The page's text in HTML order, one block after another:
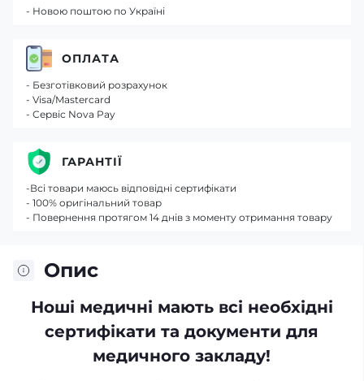
Опис
Ноші медичні мають всі необхідні
сертифікати та документи для
медичного закладу!
- Новою поштою по Україні
ОПЛАТА
- Безготівковий розрахунок
- Visa/Mastercard
- Сервіс Nova Pay
ГАРАНТІЇ
-Всі товари маюсь відповідні сертифікати
- 100% оригінальний товар
- Повернення протягом 14 днів з моменту отримання товару